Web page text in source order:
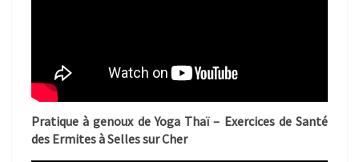
Pratique à genoux de Yoga Thaï – Exercices de Santé
des Ermites à Selles sur Cher